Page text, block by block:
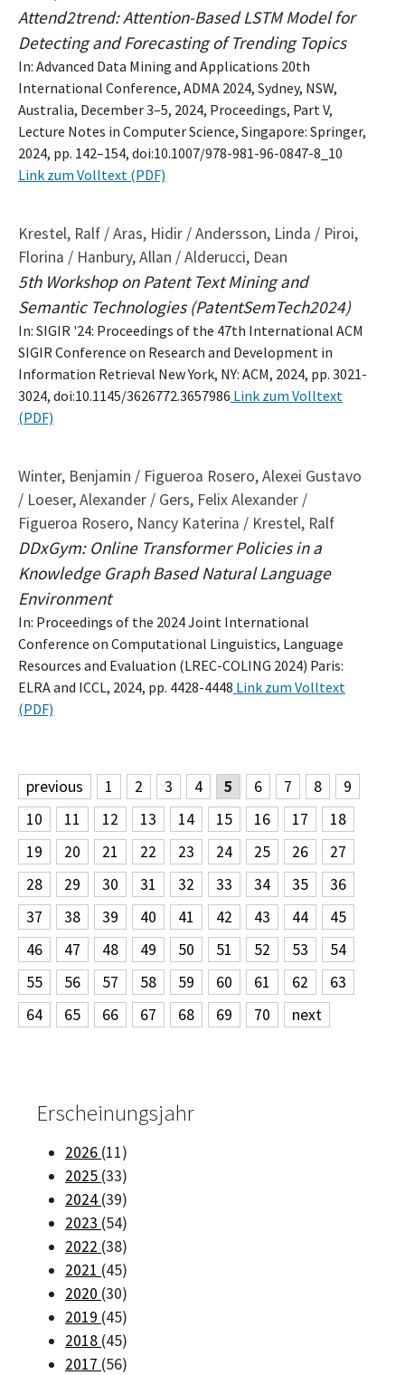
Attend2trend: Attention-Based LSTM Model for
Detecting and Forecasting of Trending Topics
In: Advanced Data Mining and Applications 20th
International Conference, ADMA 2024, Sydney, NSW,
Australia, December 3–5, 2024, Proceedings, Part V,
Lecture Notes in Computer Science, Singapore: Springer,
2024, pp. 142–154, doi:10.1007/978-981-96-0847-8_10
Link zum Volltext (PDF)
Krestel, Ralf / Aras, Hidir / Andersson, Linda / Piroi,
Florina / Hanbury, Allan / Alderucci, Dean
5th Workshop on Patent Text Mining and
Semantic Technologies (PatentSemTech2024)
In: SIGIR '24: Proceedings of the 47th International ACM
SIGIR Conference on Research and Development in
Information Retrieval New York, NY: ACM, 2024, pp. 3021-
3024, doi:10.1145/3626772.3657986 Link zum Volltext
(PDF)
Winter, Benjamin / Figueroa Rosero, Alexei Gustavo
/ Loeser, Alexander / Gers, Felix Alexander /
Figueroa Rosero, Nancy Katerina / Krestel, Ralf
DDxGym: Online Transformer Policies in a
Knowledge Graph Based Natural Language
Environment
In: Proceedings of the 2024 Joint International
Conference on Computational Linguistics, Language
Resources and Evaluation (LREC-COLING 2024) Paris:
ELRA and ICCL, 2024, pp. 4428-4448 Link zum Volltext
(PDF)
previous 1 2 3 4 5 6 7 8
9
10
11 12 13 14 15 16 17
18
19
20 21 22 23 24 25 26
27
28
29 30 31 32 33 34 35
36
37
38 39 40 41 42 43 44
45
46
47 48 49 50 51 52 53
54
55
56 57 58 59 60 61 62
63
64
65 66 67 68 69 70 next
Erscheinungsjahr
2026 (11)
2025 (33)
2024 (39)
2023 (54)
2022 (38)
2021 (45)
2020 (30)
2019 (45)
2018 (45)
2017 (56)